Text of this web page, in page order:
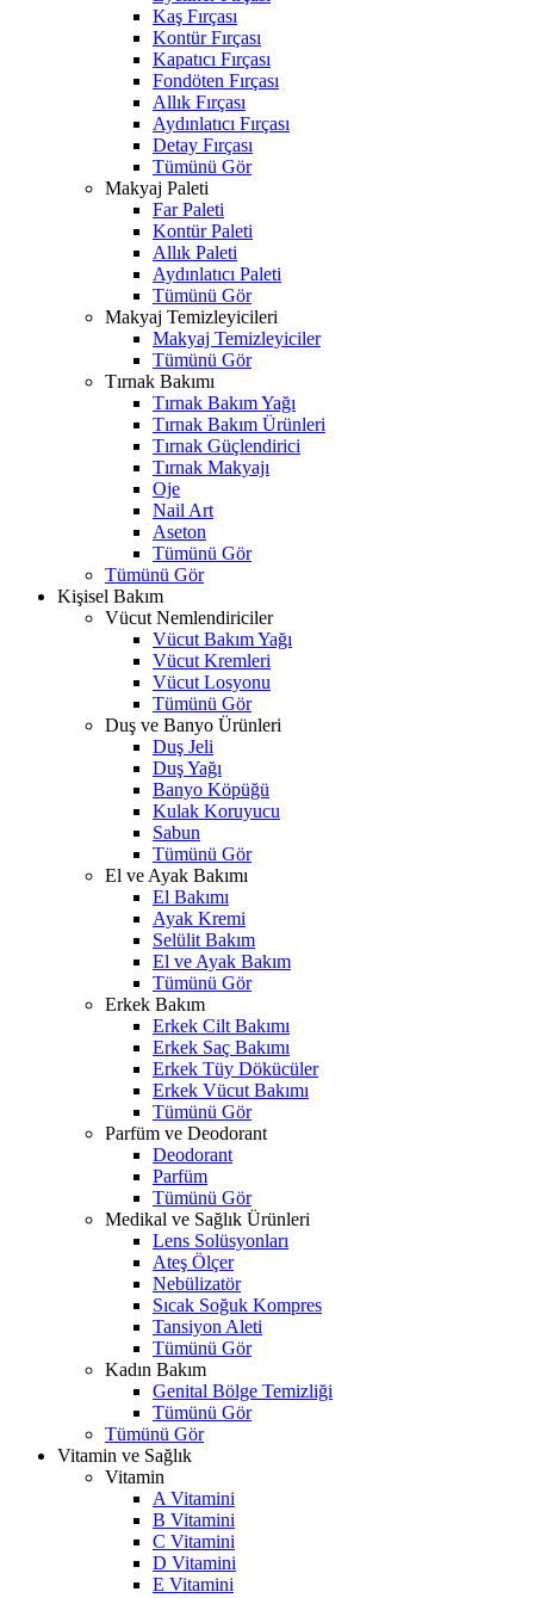
Kaş Fırçası
Kontür Fırçası
Kapatıcı Fırçası
Fondöten Fırçası
Allık Fırçası
Aydınlatıcı Fırçası
Detay Fırçası
Tümünü Gör
Makyaj Paleti
Far Paleti
Kontür Paleti
Allık Paleti
Aydınlatıcı Paleti
Tümünü Gör
Makyaj Temizleyicileri
Makyaj Temizleyiciler
Tümünü Gör
Tırnak Bakımı
Tırnak Bakım Yağı
Tırnak Bakım Ürünleri
Tırnak Güçlendirici
Tırnak Makyajı
Oje
Nail Art
Aseton
Tümünü Gör
Tümünü Gör
Kişisel Bakım
Vücut Nemlendiriciler
Vücut Bakım Yağı
Vücut Kremleri
Vücut Losyonu
Tümünü Gör
Duş ve Banyo Ürünleri
Duş Jeli
Duş Yağı
Banyo Köpüğü
Kulak Koruyucu
Sabun
Tümünü Gör
El ve Ayak Bakımı
El Bakımı
Ayak Kremi
Selülit Bakım
El ve Ayak Bakım
Tümünü Gör
Erkek Bakım
Erkek Cilt Bakımı
Erkek Saç Bakımı
Erkek Tüy Dökücüler
Erkek Vücut Bakımı
Tümünü Gör
Parfüm ve Deodorant
Deodorant
Parfüm
Tümünü Gör
Medikal ve Sağlık Ürünleri
Lens Solüsyonları
Ateş Ölçer
Nebülizatör
Sıcak Soğuk Kompres
Tansiyon Aleti
Tümünü Gör
Kadın Bakım
Genital Bölge Temizliği
Tümünü Gör
Tümünü Gör
Vitamin ve Sağlık
Vitamin
A Vitamini
B Vitamini
C Vitamini
D Vitamini
E Vitamini